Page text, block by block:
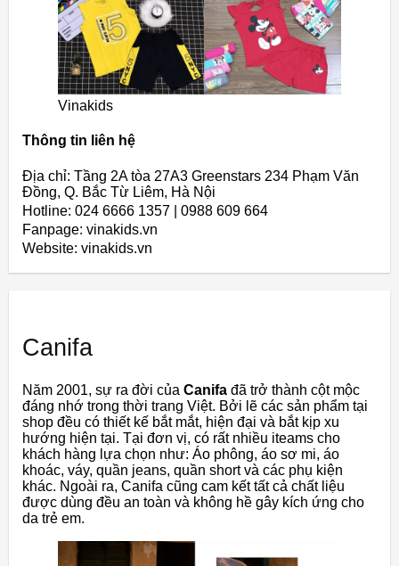
Vinakids
Thông tin liên hệ
Địa chỉ: Tầng 2A tòa 27A3 Greenstars 234 Phạm Văn
Đồng, Q. Bắc Từ Liêm, Hà Nội
Hotline: 024 6666 1357 | 0988 609 664
Fanpage: vinakids.vn
Website: vinakids.vn
Canifa
Năm 2001, sự ra đời của Canifa đã trở thành cột mộc
đáng nhớ trong thời trang Việt. Bởi lẽ các sản phẩm tại
shop đều có thiết kế bắt mắt, hiện đại và bắt kịp xu
hướng hiện tại. Tại đơn vị, có rất nhiều iteams cho
khách hàng lựa chọn như: Áo phông, áo sơ mi, áo
khoác, váy, quần jeans, quần short và các phụ kiện
khác. Ngoài ra, Canifa cũng cam kết tất cả chất liệu
được dùng đều an toàn và không hề gây kích ứng cho
da trẻ em.